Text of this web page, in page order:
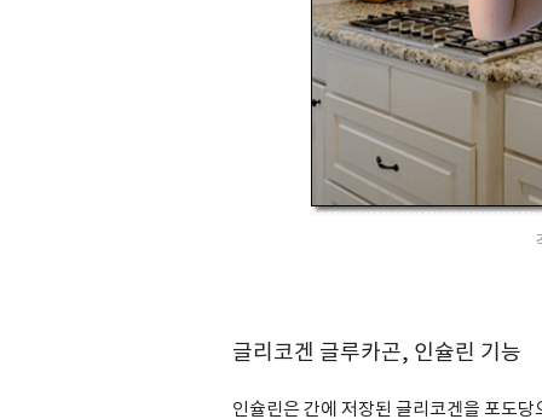
글리코겐 글루카곤, 인슐린 기능
인슐린은 간에 저장된 글리코겐을 포도